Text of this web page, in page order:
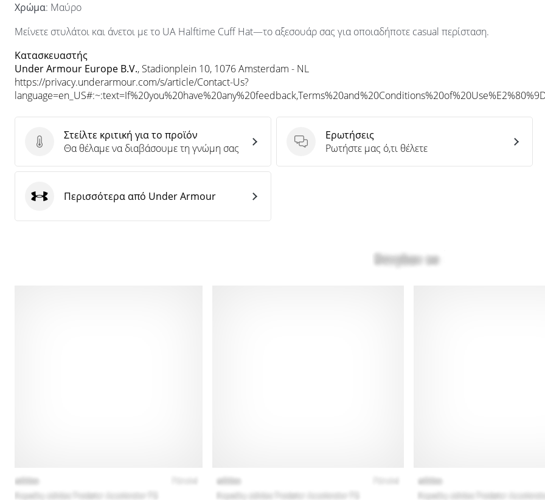
Χρώμα: Μαύρο
Μείνετε στυλάτοι και άνετοι με το UA Halftime Cuff Hat—το αξεσουάρ σας για οποιαδήποτε casual περίσταση.
Κατασκευαστής
Under Armour Europe B.V., Stadionplein 10, 1076 Amsterdam - NL
https://privacy.underarmour.com/s/article/Contact-Us?
Στείλτε κριτική για το προϊόν
Στείλτε κριτική για το προϊόν
Θα θέλαμε να διαβάσουμε τη γνώμη σας
Ερωτήσεις
Ερωτήσεις
Ρωτήστε μας ό,τι θέλετε
Under Armour
Περισσότερα από Under Armour